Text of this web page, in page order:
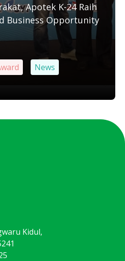
Apotek K-24 Raih
Business Opportunity
News
Kidul,